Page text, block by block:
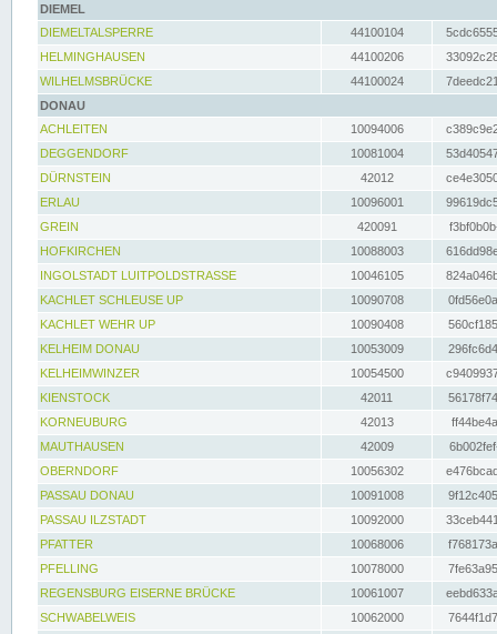
DIEMEL
DIEMELTALSPERRE
44100104
HELMINGHAUSEN
44100206
WILHELMSBRÜCKE
44100024
DONAU
ACHLEITEN
10094006
DEGGENDORF
10081004
DÜRNSTEIN
42012
ERLAU
10096001
GREIN
420091
HOFKIRCHEN
10088003
INGOLSTADT LUITPOLDSTRASSE
10046105
KACHLET SCHLEUSE UP
10090708
KACHLET WEHR UP
10090408
KELHEIM DONAU
10053009
KELHEIMWINZER
10054500
KIENSTOCK
42011
KORNEUBURG
42013
MAUTHAUSEN
42009
OBERNDORF
10056302
PASSAU DONAU
10091008
PASSAU ILZSTADT
10092000
PFATTER
10068006
PFELLING
10078000
REGENSBURG EISERNE BRÜCKE
10061007
SCHWABELWEIS
10062000